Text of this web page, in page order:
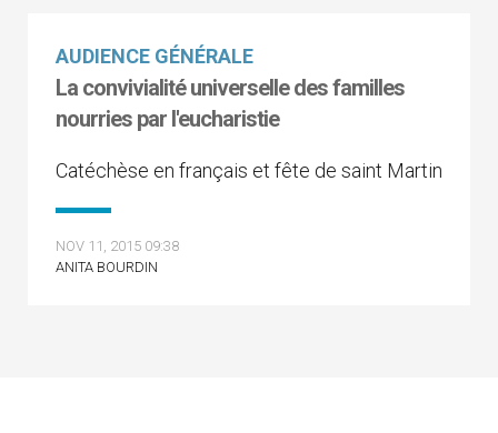
AUDIENCE GÉNÉRALE
La convivialité universelle des familles
nourries par l'eucharistie
Catéchèse en français et fête de saint Martin
NOV 11, 2015 09:38
ANITA BOURDIN